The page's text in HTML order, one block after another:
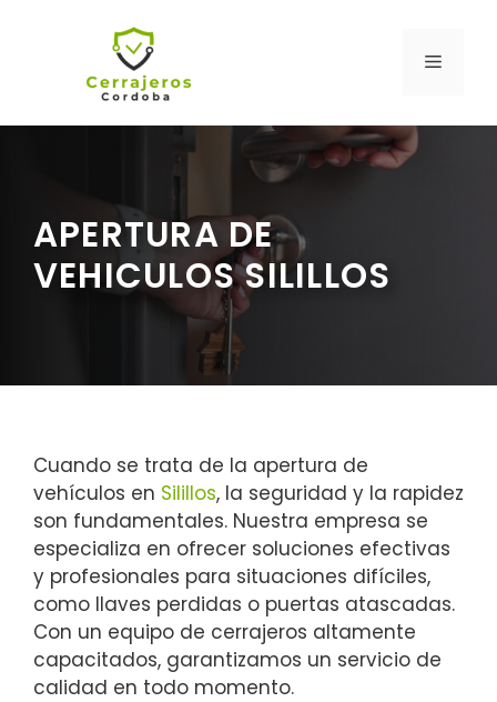
MENÚ
APERTURA DE
VEHICULOS SILILLOS
Cuando se trata de la apertura de
vehículos en Silillos, la seguridad y la rapidez
son fundamentales. Nuestra empresa se
especializa en ofrecer soluciones efectivas
y profesionales para situaciones difíciles,
como llaves perdidas o puertas atascadas.
Con un equipo de cerrajeros altamente
capacitados, garantizamos un servicio de
calidad en todo momento.